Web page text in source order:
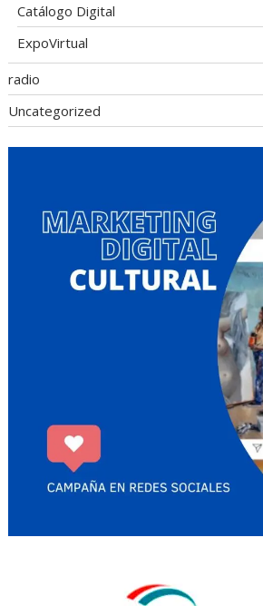
Catálogo Digital
ExpoVirtual
radio
Uncategorized